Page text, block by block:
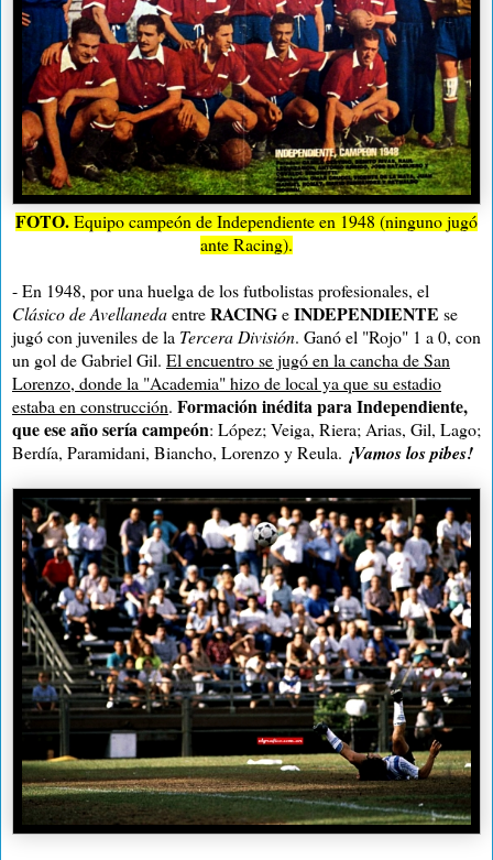
FOTO.Equipo campeón de Independiente en 1948 (ninguno jugó
ante Racing).
- En 1948, por una huelga de los futbolistas profesionales, el
Clásico de AvellanedaentreRACINGeINDEPENDIENTE se
jugó con juveniles de la Tercera División. Ganó el "Rojo" 1 a 0, con
un gol de Gabriel Gil. El encuentro se jugó en la cancha de San
Lorenzo, donde la "Academia" hizo de local ya que su estadio
estaba en construcción. Formación inédita para Independiente,
que ese año sería campeón: López; Veiga, Riera; Arias, Gil, Lago;
Berdía, Paramidani, Biancho, Lorenzo y Reula. ¡Vamos los pibes!